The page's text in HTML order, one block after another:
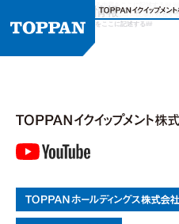
製品情報 カードプリン
##記事の有無にかかわらず表示する内容をここに記述する##
述する## ##ここにループの内容を記述する## ##記事が存在
の有無にかかわらず表示する内容をここに記述する##